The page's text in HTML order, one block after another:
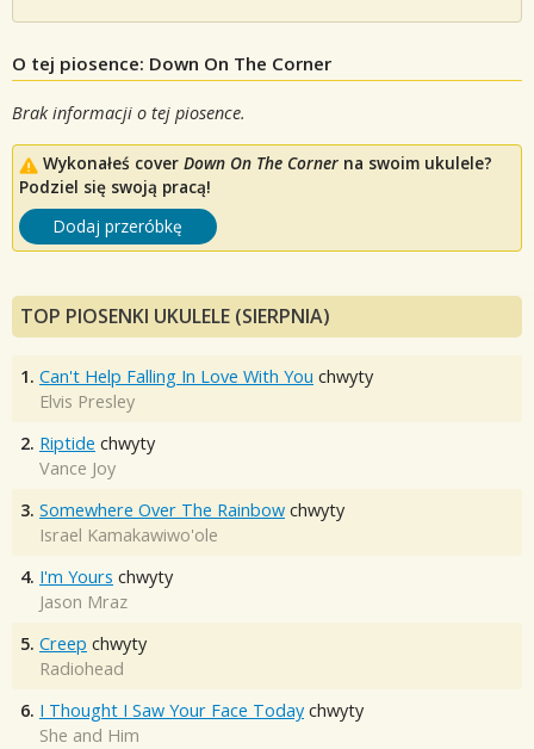
O tej piosence: Down On The Corner
Brak informacji o tej piosence.
Wykonałeś cover Down On The Corner na swoim ukulele?
Podziel się swoją pracą!
Dodaj przeróbkę
TOP PIOSENKI UKULELE (SIERPNIA)
1. Can't Help Falling In Love With You chwyty
Elvis Presley
2. Riptide chwyty
Vance Joy
3. Somewhere Over The Rainbow chwyty
Israel Kamakawiwo'ole
4. I'm Yours chwyty
Jason Mraz
5. Creep chwyty
Radiohead
6. I Thought I Saw Your Face Today chwyty
She and Him